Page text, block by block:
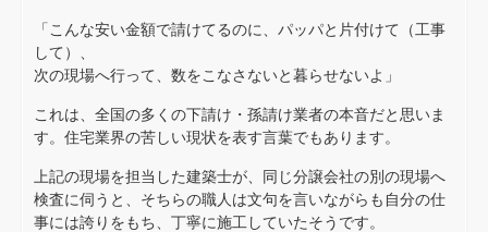
「こんな安い金額で請けてるのに、パッパと片付けて（工事
して）、
次の現場へ行って、数をこなさないと暮らせないよ」
これは、全国の多くの下請け・孫請け業者の本音だと思いま
す。住宅業界の苦しい現状を表す言葉でもあります。
上記の現場を担当した建築士が、同じ分譲会社の別の現場へ
検査に伺うと、そちらの職人は文句を言いながらも自分の仕
事には誇りをもち、丁寧に施工していたそうです。